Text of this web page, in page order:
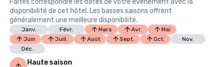
Faites correspondre les dates de votre événement avec la
disponibilité de cet hôtel. Les basses saisons offrent
généralement une meilleure disponibilité.
Janv. Févr. Mars Avr.
Mai
Juin
Juill. Août Sept. Oct.
Nov.
Déc.
Haute saison